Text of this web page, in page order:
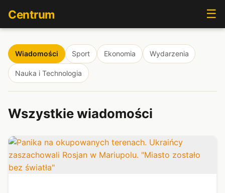
Centrum ☰
Wiadomości Sport Ekonomia Wydarzenia
Nauka i Technologia
Wszystkie wiadomości